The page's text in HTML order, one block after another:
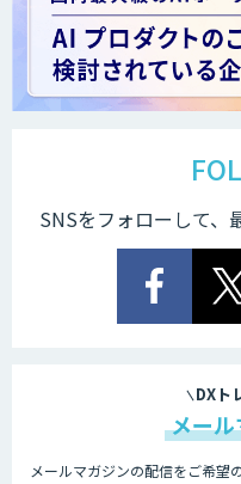
法人向
発/
AI 受
SNSをフォローして、
DXト
メー
メールマガジンの配信をご希望